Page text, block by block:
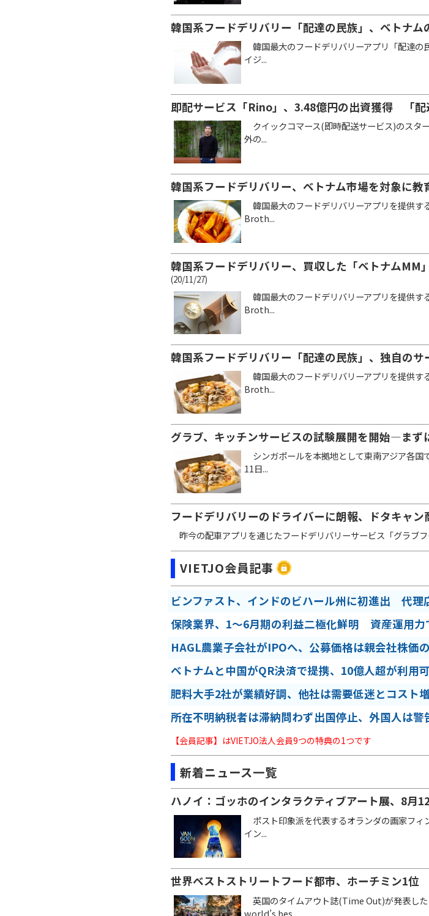
韓国系フードデリバリー「配達の民族」、ベトナム
韓国最大のフードデリバリーアプリ「配達
イジ...
即配サービス「Rino」、3.48億円の出資獲得 「配
クイックコマース(即時配送サービス)のスタ
外の...
韓国系フードデリバリー、ベトナム市場を対象に教
韓国最大のフードデリバリーアプリを提供
Broth...
韓国系フードデリバリー、買収した「ベトナム
(20/11/27)
韓国最大のフードデリバリーアプリを提供
Broth...
韓国系フードデリバリー「配達の民族」、独自のサ
韓国最大のフードデリバリーアプリを提供
Broth...
グラブ、キッチンサービスの試験展開を開始―まず
シンガポールを本拠地として東南アジア各
11日...
フードデリバリーのドライバーに朗報、ドタキャン
昨今の配車アプリを通じたフードデリバリーサービス「グラブ
VIETJO会員記事
ビンファスト、インドのビハール州に初進出 代理
保険業界、1～6月期の利益二極化鮮明 資産運用力
HAGL農業子会社がIPOへ、公募価格は親会社株価
ベトナムと中国がQR決済で提携、10億人超が利用
肥料大手2社が業績好調、他社は需要低迷とコスト
所在不明納税者は滞納問わず出国停止、外国人は警
【会員記事】はVIETJO法人会員9つの特典の1つです
新着ニュース一覧
ハノイ：ゴッホのインタラクティブアート展、8月
ポスト印象派を代表するオランダの画家フィ
イン...
世界ベストストリートフード都市、ホーチミン1
英国のタイムアウト誌(Time Out)が発表し
world’s bes...